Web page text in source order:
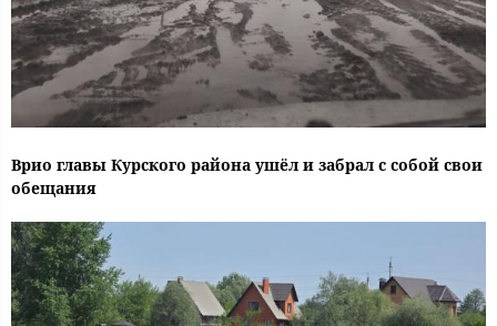
Врио главы Курского района ушёл и забрал с собой свои
обещания